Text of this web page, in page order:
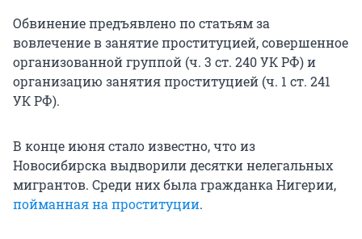
Обвинение предъявлено по статьям за
вовлечение в занятие проституцией, совершенное
организованной группой (ч. 3 ст. 240 УК РФ) и
организацию занятия проституцией (ч. 1 ст. 241
УК РФ).
В конце июня стало известно, что из
Новосибирска выдворили десятки нелегальных
мигрантов. Среди них была гражданка Нигерии,
пойманная на проституции.